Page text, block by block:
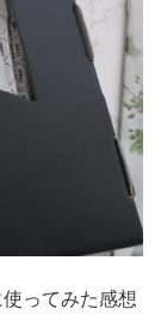
ってみた感想